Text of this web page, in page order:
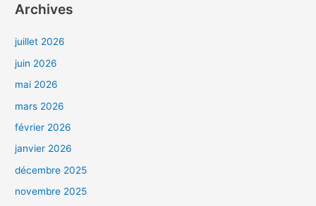
Archives
juillet 2026
juin 2026
mai 2026
mars 2026
février 2026
janvier 2026
décembre 2025
novembre 2025